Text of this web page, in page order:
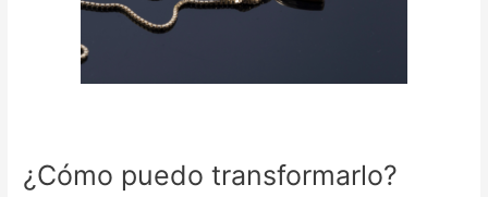
¿Cómo puedo transformarlo?